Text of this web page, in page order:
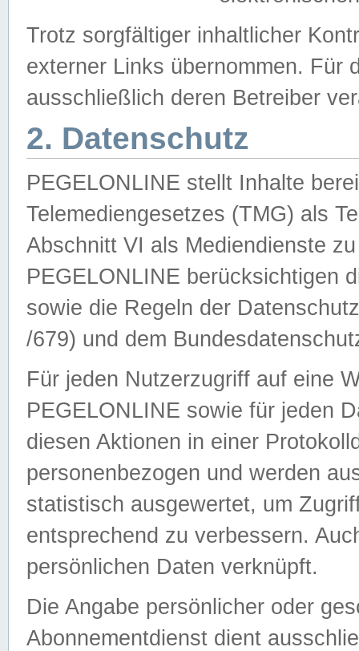
Trotz sorgfältiger inhaltlicher
externer Links übernommen. Für
ausschließlich deren Betreiber
2. Datenschutz
PEGELONLINE stellt Inhalte
Telemediengesetzes (TMG) als
Abschnitt VI als Mediendienste
PEGELONLINE berücksichtigen
sowie die Regeln der
/679) und dem
Für jeden Nutzerzugriff auf eine
PEGELONLINE sowie für jeden
diesen Aktionen in einer
personenbezogen und werden
statistisch ausgewertet, um
entsprechend zu verbessern.
persönlichen Daten verknüpft.
Die Angabe persönlicher oder
Abonnementdienst dient